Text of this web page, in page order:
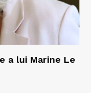
a lui Marine Le